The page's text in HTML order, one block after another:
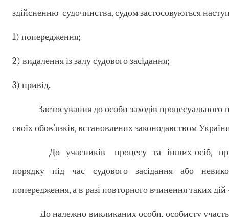
здійсненню судочинства, судом застосовуються
1) попередження;
2) видалення із залу судового засідання;
3) привід.
Застосування до особи заходів процесуального
своїх обов’язків, встановлених законодавством
До учасників процесу та інших осіб,
порядку під час судового засідання або
попередження, а в разі повторного вчинення таких дій
До належно викликаних особи, особисту участь